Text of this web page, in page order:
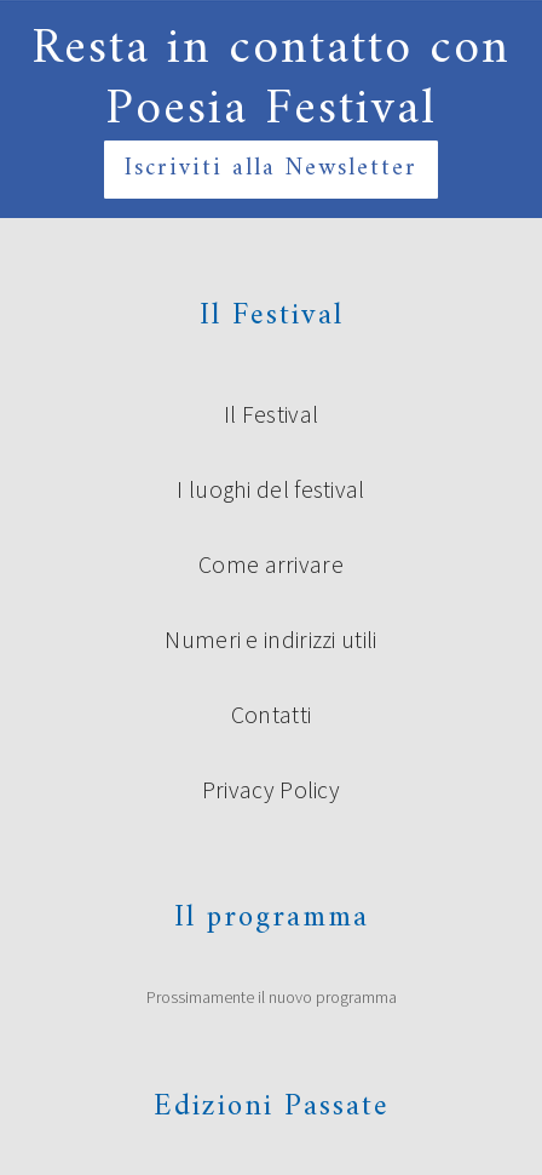
Resta in contatto con
Poesia Festival
Iscriviti alla Newsletter
Il Festival
Il Festival
I luoghi del festival
Come arrivare
Numeri e indirizzi utili
Contatti
Privacy Policy
Il programma
Prossimamente il nuovo programma
Edizioni Passate